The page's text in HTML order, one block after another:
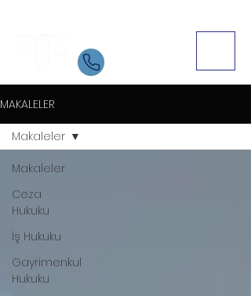
05534084721
MAKALELER
Makaleler
Ceza
Hukuku
İş Hukuku
Gayrimenkul
Hukuku
Makaleler